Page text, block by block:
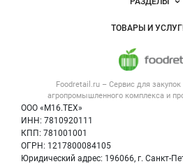
Foodretail.ru – Сервис для
агропромышленного комплекса и
ООО «М16.ТЕХ»
ИНН: 7810920111
КПП: 781001001
ОГРН: 1217800084105
Юридический адрес: 196066, г. Санкт-
Размещение
Публичная
Контактная
Политика обработки
Объявления
Новости
Вакансии
ТОВАРЫ И
Напитки, соки,
Оборудование для
Информация о